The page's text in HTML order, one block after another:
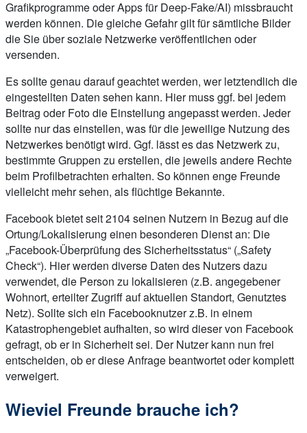
Grafikprogramme oder Apps für Deep-Fake/AI) missbraucht
werden können. Die gleiche Gefahr gilt für sämtliche Bilder
die Sie über soziale Netzwerke veröffentlichen oder
versenden.
Es sollte genau darauf geachtet werden, wer letztendlich die
eingestellten Daten sehen kann. Hier muss ggf. bei jedem
Beitrag oder Foto die Einstellung angepasst werden. Jeder
sollte nur das einstellen, was für die jeweilige Nutzung des
Netzwerkes benötigt wird. Ggf. lässt es das Netzwerk zu,
bestimmte Gruppen zu erstellen, die jeweils andere Rechte
beim Profilbetrachten erhalten. So können enge Freunde
vielleicht mehr sehen, als flüchtige Bekannte.
Facebook bietet seit 2104 seinen Nutzern in Bezug auf die
Ortung/Lokalisierung einen besonderen Dienst an: Die
„Facebook-Überprüfung des Sicherheitsstatus“ („Safety
Check“). Hier werden diverse Daten des Nutzers dazu
verwendet, die Person zu lokalisieren (z.B. angegebener
Wohnort, erteilter Zugriff auf aktuellen Standort, Genutztes
Netz). Sollte sich ein Facebooknutzer z.B. in einem
Katastrophengebiet aufhalten, so wird dieser von Facebook
gefragt, ob er in Sicherheit sei. Der Nutzer kann nun frei
entscheiden, ob er diese Anfrage beantwortet oder komplett
verweigert.
Wieviel Freunde brauche ich?